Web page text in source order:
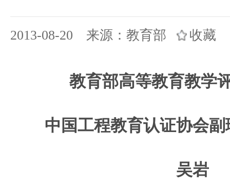
2013-08-20 来源：教育部 收藏
教育部高等教育教学
中国工程教育认证协会
吴岩